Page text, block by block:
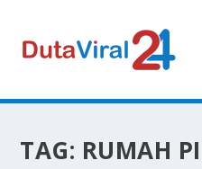
TAG: RUMAH